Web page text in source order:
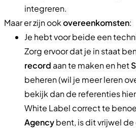
integreren.
Maar er zijn ookovereenkomsten:
Je hebt voor beide een
Zorg ervoor dat je in staat
record aan te maken en het
beheren (wil je meer leren
bekijk dan de referenties
White Label correct te
Agencybent, is dit vrijwel